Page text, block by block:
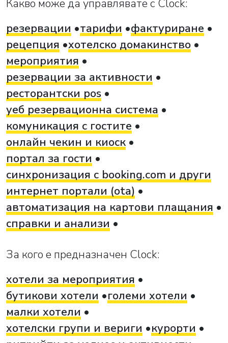
Какво може да управлявате с Clock:
резервации
тарифи
фактуриране
рецепция хотелско домакинство
мероприятия
резервации за активности
ресторантски pos
уеб резервационна система
комуникация с гостите
онлайн чекин и киоск
портал за гости
синхронизация с booking.com и други
интернет портали (ota)
автоматизация на картови плащания
справки и анализи
За кого е предназначен Clock:
хотели за мероприятия
бутикови хотели
големи хотели
малки хотели
хотелски групи и вериги
курорти